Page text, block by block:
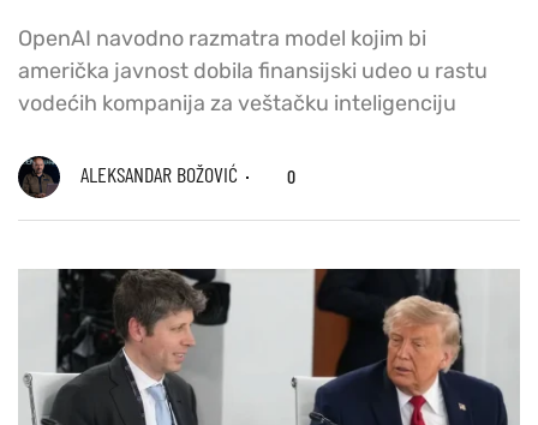
OpenAI navodno razmatra model kojim bi
američka javnost dobila finansijski udeo u rastu
vodećih kompanija za veštačku inteligenciju
ALEKSANDAR BOŽOVIĆ 0